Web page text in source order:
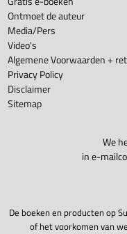
Ontmoet de auteur
Media/Pers
Video's
Algemene Voorwaarden +
Privacy Policy
Disclaimer
Sitemap
We
in e-
De boeken en producten op
of het voorkomen van